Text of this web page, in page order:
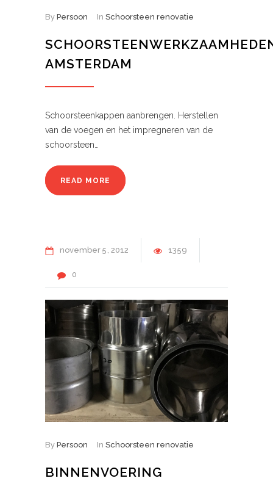
By Persoon In Schoorsteen renovatie
AMSTERDAM
Schoorsteenkappen aanbrengen. Herstellen
van de voegen en het impregneren van de
schoorsteen…
READ MORE
november 5 2012 1359
0
By Persoon In Schoorsteen renovatie
BINNENVOERING